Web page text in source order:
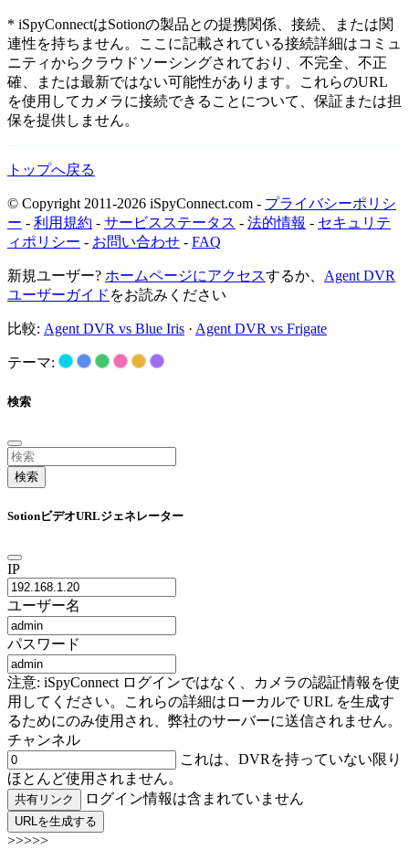
* iSpyConnectはSotionの製品との提携関係、接続、または関
連性を持ちません。ここに記載されている接続詳細はコミュ
ニティからクラウドソーシングされており、不完全、不正
確、または最新ではない可能性があります。これらのURL
を使用してカメラに接続できることについて、保証または担
保を提供しません。
トップへ戻る
© Copyright 2011-2026 iSpyConnect.com - プライバシーポリシ
ー - 利用規約 - サービスステータス - 法的情報 - セキュリテ
ィポリシー - お問い合わせ - FAQ
新規ユーザー? ホームページにアクセスするか、 Agent DVR
ユーザーガイド をお読みください
比較: Agent DVR vs Blue Iris · Agent DVR vs Frigate
テーマ:
検索
検索
SotionビデオURLジェネレーター
IP
ユーザー名
パスワード
注意: iSpyConnect ログインではなく、カメラの認証情報を使
用してください。これらの詳細はローカルで URL を生成す
るためにのみ使用され、弊社のサーバーに送信されません。
チャンネル
これは、DVRを持っていない限り
ほとんど使用されません。
共有リンク ログイン情報は含まれていません
URLを生成する
>>>>>